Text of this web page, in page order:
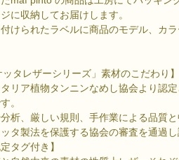
に収納してお届けします。
けられたラベルに商品のモデル、カ
ッタレザーシリーズ」素材のこだわり】
リア植物タンニンなめし協会より認
。
析、厳しい規則、手作業による品質
タ製法を保護する協会の審査を通過
タグ付き】